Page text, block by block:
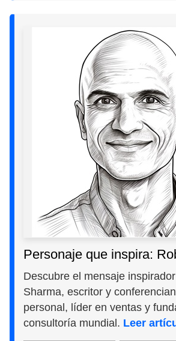
Personaje que inspira:
Descubre el mensaje
Sharma, escritor y
personal, líder en ventas y
consultoría mundial. Leer